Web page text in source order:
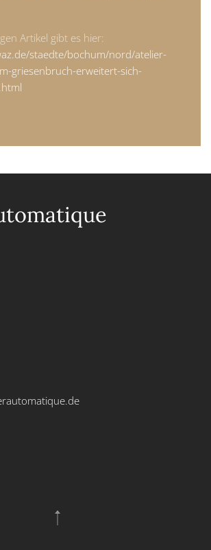
Artikel gibt es hier:
staedte/bochum/nord/atelier-
griesenbruch-erweitert-sich-